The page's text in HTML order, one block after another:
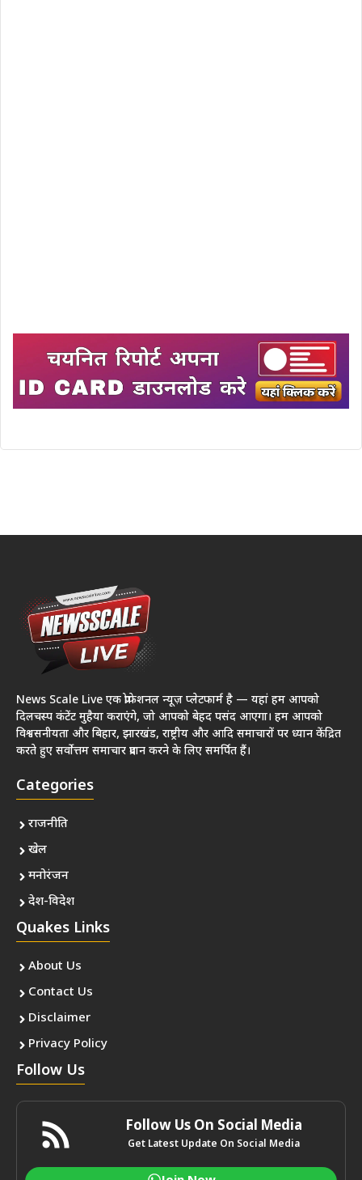
News Scale Live एक प्रोफेशनल न्यूज़ प्लेटफार्म है — यहां हम आपको
दिलचस्प कंटेंट मुहैया कराएंगे, जो आपको बेहद पसंद आएगा। हम आपको
विश्वसनीयता और बिहार, झारखंड, राष्ट्रीय और आदि समाचारों पर ध्यान केंद्रित
करते हुए सर्वोत्तम समाचार प्रदान करने के लिए समर्पित हैं।
Categories
राजनीति
खेल
मनोरंजन
देश-विदेश
Quakes Links
About Us
Contact Us
Disclaimer
Privacy Policy
Follow Us
Follow Us On Social Media
Get Latest Update On Social Media